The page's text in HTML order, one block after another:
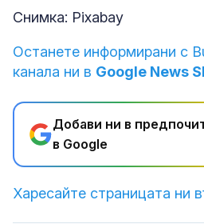
Снимка: Pixabay
Останете информирани с
канала ни в Google News
Добави ни в
в Google
Харесайте страницата ни